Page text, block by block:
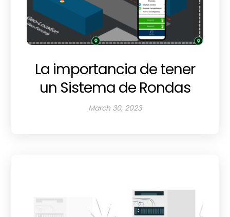
La importancia de tener
un Sistema de Rondas
March 30, 2023